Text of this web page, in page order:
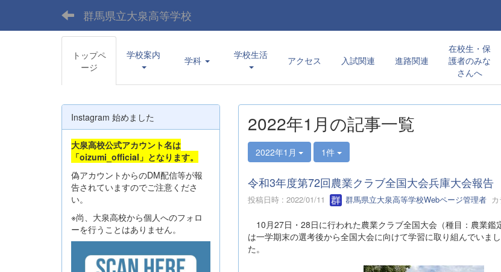
群馬県立大泉高等学校
トップペ
ージ
学校案内 学科 学校生活 アクセス 入試関連 進路関連
在校生・保
護者のみな
さんへ
2022年1月の記事一覧
2022年1月 1件
令和3年度第72回農業クラブ全国大会兵庫大会報告
投稿日時 : 2022/01/11 群馬県立大泉高等学校Webページ管理者カ
10月27日・28日に行われた農業クラブ全国大会（種目：農業
は一学期末の選考後から全国大会に向けて学習に取り組んでいま
た。
Instagram 始めました
大泉高校公式アカウント名は
「oizumi_official」となります。
偽アカウントからのDM配信等が報
告されていますのでご注意くださ
い。
※尚、大泉高校から個人へのフォロ
ーを行うことはありません。